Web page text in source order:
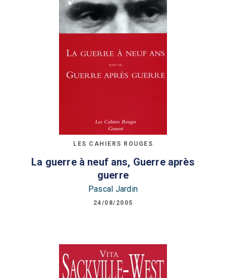
LES CAHIERS ROUGES
La guerre à neuf ans, Guerre après
guerre
Pascal Jardin
24/08/2005